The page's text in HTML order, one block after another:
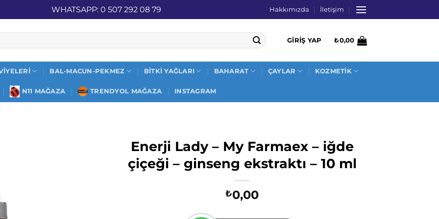
KARGO WHATSAPP: 0 507 292 08 79 Hakkımızda İletişim
GIRIŞ YAP ₺0,00
BAL-MACUN-PEKMEZ BITKI YAĞLARI BAHARAT ÇAYLAR KOZMETİK
N11 MAĞAZA TRENDYOL MAĞAZA INSTAGRAM
Enerji Lady – My Farmaex – iğde
çiçeği – ginseng ekstraktı – 10 ml
₺0,00